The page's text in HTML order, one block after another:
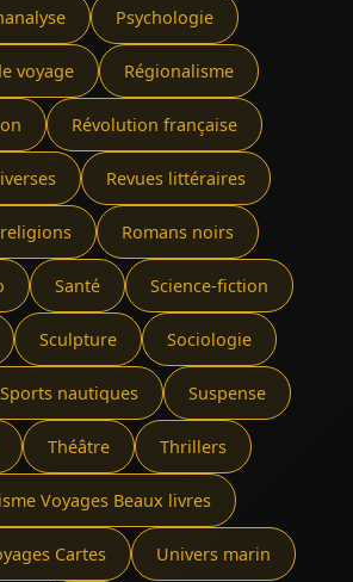
Psychologie
voyage Régionalisme
Révolution française
Revues littéraires
Romans noirs
Santé Science-fiction
Sculpture Sociologie
Sports nautiques Suspense
Théâtre Thrillers
Voyages Beaux livres
Cartes Univers marin